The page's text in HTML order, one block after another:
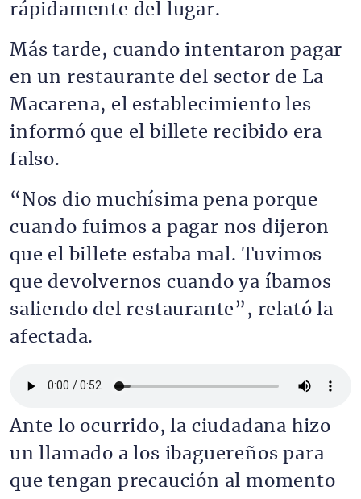
rápidamente del lugar.
Más tarde, cuando intentaron pagar
en un restaurante del sector de La
Macarena, el establecimiento les
informó que el billete recibido era
falso.
“Nos dio muchísima pena porque
cuando fuimos a pagar nos dijeron
que el billete estaba mal. Tuvimos
que devolvernos cuando ya íbamos
saliendo del restaurante”, relató la
afectada.
Ante lo ocurrido, la ciudadana hizo
un llamado a los ibaguereños para
que tengan precaución al momento